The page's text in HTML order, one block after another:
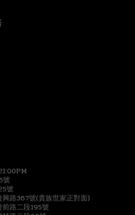
號
號
路367號(貴族世家正對面)
路二段195號